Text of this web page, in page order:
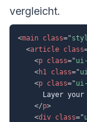
vergleicht.
<main class="
<article class
<p class="ui-
<h1 class="
<p class="ui-
Layer your
</p>
<div class="